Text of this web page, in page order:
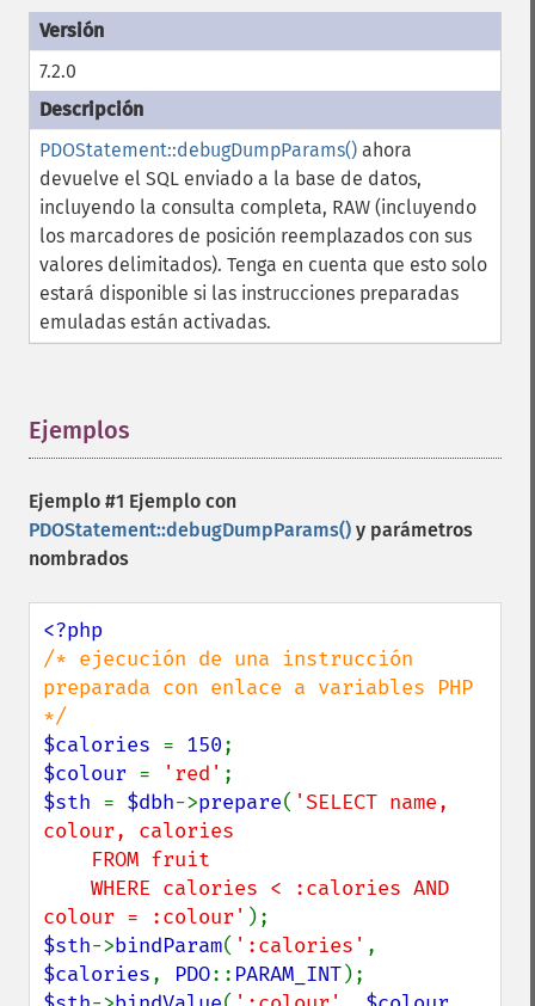
7.2.0
PDOStatement::debugDumpParams() ahora
devuelve el SQL enviado a la base de datos,
incluyendo la consulta completa, RAW (incluyendo
los marcadores de posición reemplazados con sus
valores delimitados). Tenga en cuenta que esto solo
estará disponible si las instrucciones preparadas
emuladas están activadas.
Ejemplos
Ejemplo #1 Ejemplo con
PDOStatement::debugDumpParams() y parámetros
nombrados
/* ejecución de una instrucción
preparada con enlace a variables PHP
$calories = 150
$colour = 'red'
$sth = $dbh->prepare( 'SELECT name,
colour, calories
colour = :colour'
$sth->bindParam( ':calories'
$calories, PDO:: PARAM_INT